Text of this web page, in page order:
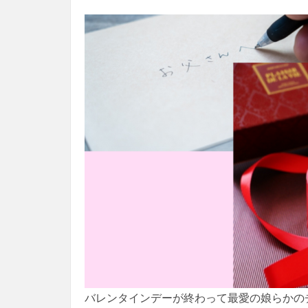
バレンタインデーが終わって最愛の娘らか